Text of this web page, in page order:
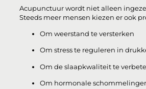
Acupunctuur wordt niet alleen
Steeds meer mensen kiezen er ook
Om weerstand te versterken
Om stress te reguleren in
Om de slaapkwaliteit te
Om hormonale